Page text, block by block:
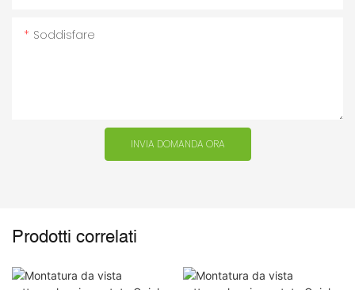
Soddisfare
INVIA DOMANDA ORA
Prodotti correlati